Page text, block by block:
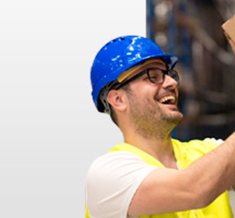
Bipolar cabo para MB 122,
160, 200, 202
94,00 €
(Preço sem IVA)